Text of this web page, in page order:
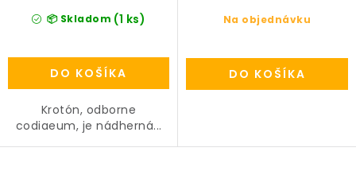
📦 Skladom (1 ks)
DO KOŠÍKA
Krotón, odborne
codiaeum, je nádherná...
Na objednávku
DO KOŠÍKA